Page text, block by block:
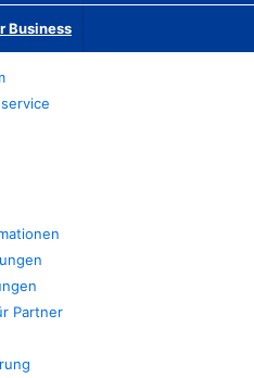
Business
Partner